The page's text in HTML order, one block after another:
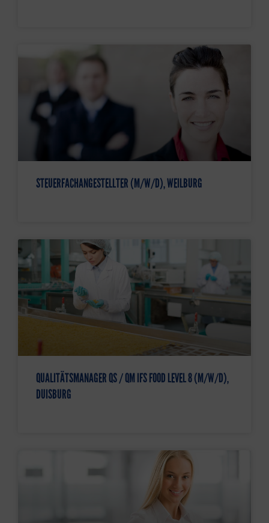
STEUERFACHANGESTELLTER (M/W/D), WEILBURG
QUALITÄTSMANAGER QS / QM IFS FOOD LEVEL 8 (M/W/D),
DUISBURG